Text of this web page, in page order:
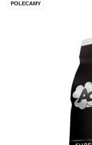
POLECAMY